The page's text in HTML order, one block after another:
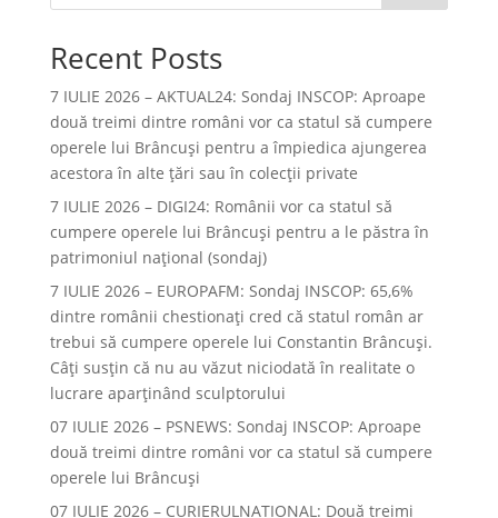
Recent Posts
7 IULIE 2026 – AKTUAL24: Sondaj INSCOP: Aproape
două treimi dintre români vor ca statul să cumpere
operele lui Brâncuşi pentru a împiedica ajungerea
acestora în alte ţări sau în colecţii private
7 IULIE 2026 – DIGI24: Românii vor ca statul să
cumpere operele lui Brâncuși pentru a le păstra în
patrimoniul național (sondaj)
7 IULIE 2026 – EUROPAFM: Sondaj INSCOP: 65,6%
dintre românii chestionați cred că statul român ar
trebui să cumpere operele lui Constantin Brâncuși.
Câți susțin că nu au văzut niciodată în realitate o
lucrare aparținând sculptorului
07 IULIE 2026 – PSNEWS: Sondaj INSCOP: Aproape
două treimi dintre români vor ca statul să cumpere
operele lui Brâncuși
07 IULIE 2026 – CURIERULNATIONAL: Două treimi